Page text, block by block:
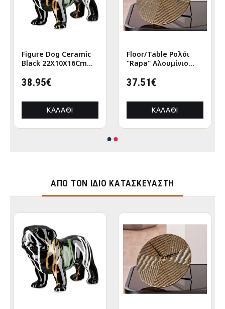
Figure Dog Ceramic
Black 22X10X16Cm
38.95€
ΚΑΛΆΘΙ
Floor/Table Ρολόι
"Rapa" Αλουμίνιο
155 cm D. 205 cm
37.51€
ΚΑΛΆΘΙ
ΑΠΌ ΤΟΝ ΊΔΙΟ ΚΑΤΑΣΚΕΥΑΣΤΉ